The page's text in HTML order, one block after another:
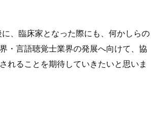
、臨床家となった際にも、何かしらの
・言語聴覚士業界の発展へ向けて、協
れることを期待していきたいと思いま